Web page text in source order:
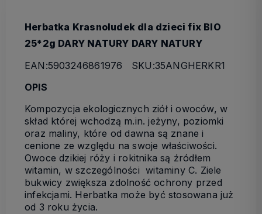
Herbatka Krasnoludek dla dzieci fix BIO
25*2g DARY NATURY DARY NATURY
EAN:5903246861976 SKU:35ANGHERKR1
OPIS
Kompozycja ekologicznych ziół i owoców, w
skład której wchodzą m.in. jeżyny, poziomki
oraz maliny, które od dawna są znane i
cenione ze względu na swoje właściwości.
Owoce dzikiej róży i rokitnika są źródłem
witamin, w szczególności witaminy C. Ziele
bukwicy zwiększa zdolność ochrony przed
infekcjami. Herbatka może być stosowana już
od 3 roku życia.